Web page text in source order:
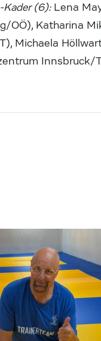
Kader (6):Lena
OÖ), Katharina
Michaela
Innsbruck/